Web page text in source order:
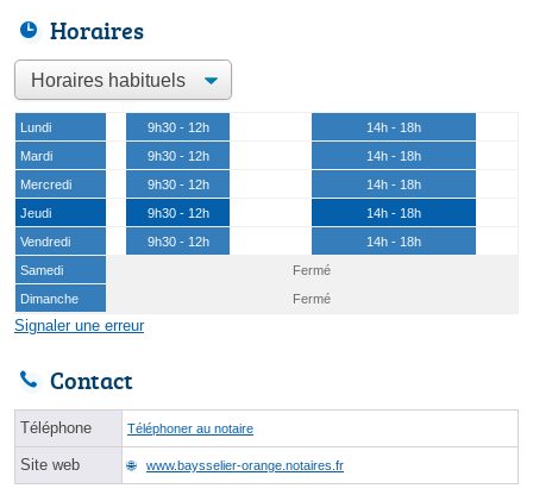
Horaires
Lundi 9h30 - 12h
14h - 18h
Mardi
9h30 - 12h
14h - 18h
Mercredi
9h30 - 12h
14h - 18h
Jeudi
9h30 - 12h
14h - 18h
Vendredi
9h30 - 12h
14h - 18h
Samedi
Fermé
Dimanche
Fermé
Signaler une erreur
Contact
Téléphone Téléphoner au notaire
Site web www.baysselier-orange.notaires.fr